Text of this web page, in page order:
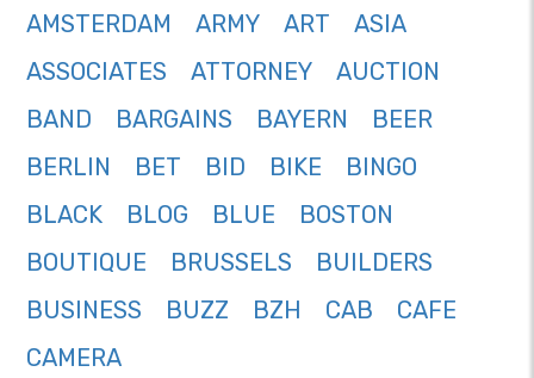
AMSTERDAM
ARMY ART
ASIA
ASSOCIATES
ATTORNEY
AUCTION
BAND
BARGAINS BAYERN
BEER
BERLIN
BET BID BIKE
BINGO
BLACK
BLOG BLUE
BOSTON
BOUTIQUE
BRUSSELS
BUILDERS
BUSINESS
BUZZ BZH CAB
CAFE
CAMERA